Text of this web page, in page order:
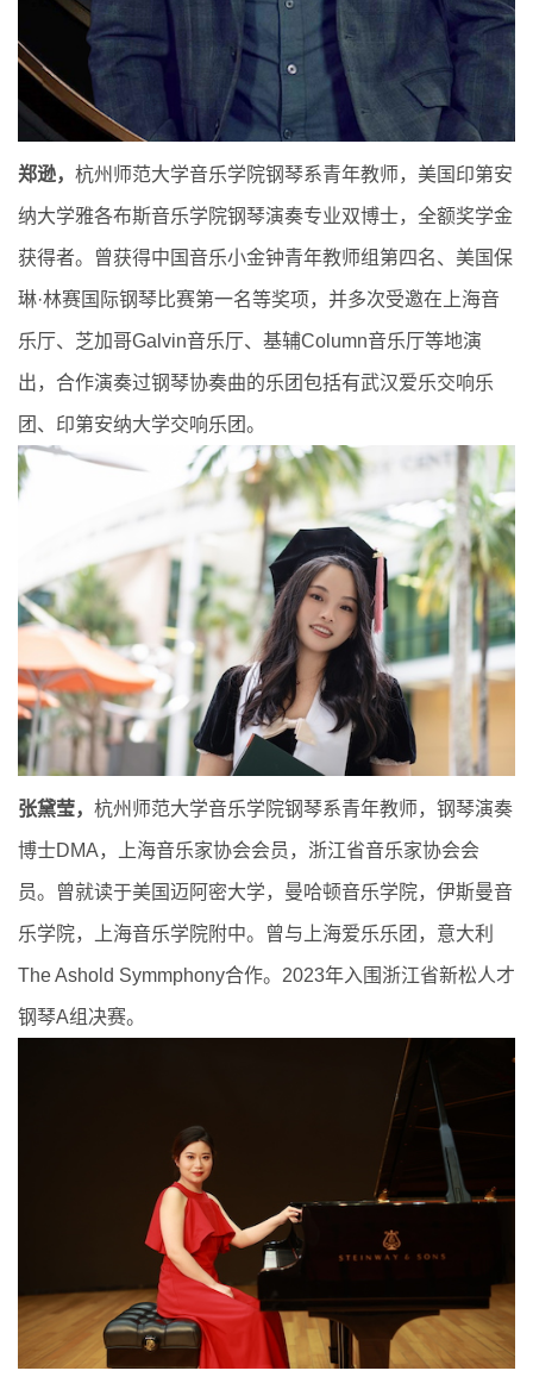
郑逊， 杭州师范大学音乐学院钢琴系青年教师，美国印第安
纳大学雅各布斯音乐学院钢琴演奏专业双博士，全额奖学金
获得者。曾获得中国音乐小金钟青年教师组第四名、美国保
琳·林赛国际钢琴比赛第一名等奖项，并多次受邀在上海音
乐厅、芝加哥Galvin音乐厅、基辅Column音乐厅等地演
出，合作演奏过钢琴协奏曲的乐团包括有武汉爱乐交响乐
团、印第安纳大学交响乐团。
张黛莹， 杭州师范大学音乐学院钢琴系青年教师，钢琴演奏
博士DMA，上海音乐家协会会员，浙江省音乐家协会会
员。曾就读于美国迈阿密大学，曼哈顿音乐学院，伊斯曼音
乐学院，上海音乐学院附中。曾与上海爱乐乐团，意大利
The Ashold Symmphony合作。2023年入围浙江省新松人才
钢琴A组决赛。